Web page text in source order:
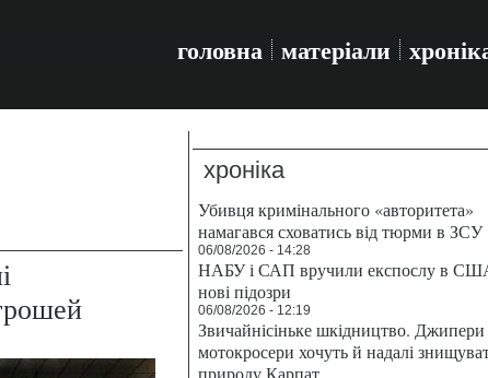
головна матеріали
хроніка
Убивця кримінального «авторитета»
намагався сховатись від тюрми в ЗСУ
06/08/2026 - 14:28
НАБУ і САП вручили експослу в
нові підозри
06/08/2026 - 12:19
Звичайнісіньке шкідництво. Джипери
мотокросери хочуть й надалі
природу Карпат